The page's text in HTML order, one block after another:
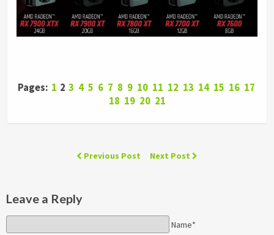
Pages: 1 2 3 4 5 6 7 8 9 10 11 12 13 14 15 16 17
18 19 20 21
Previous Post Next Post
Leave a Reply
Name*